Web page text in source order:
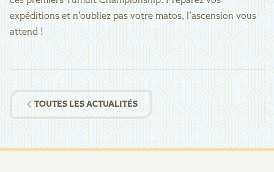
expéditions et n’oubliez pas votre matos, l’ascension vous
attend !
TOUTES LES ACTUALITÉS